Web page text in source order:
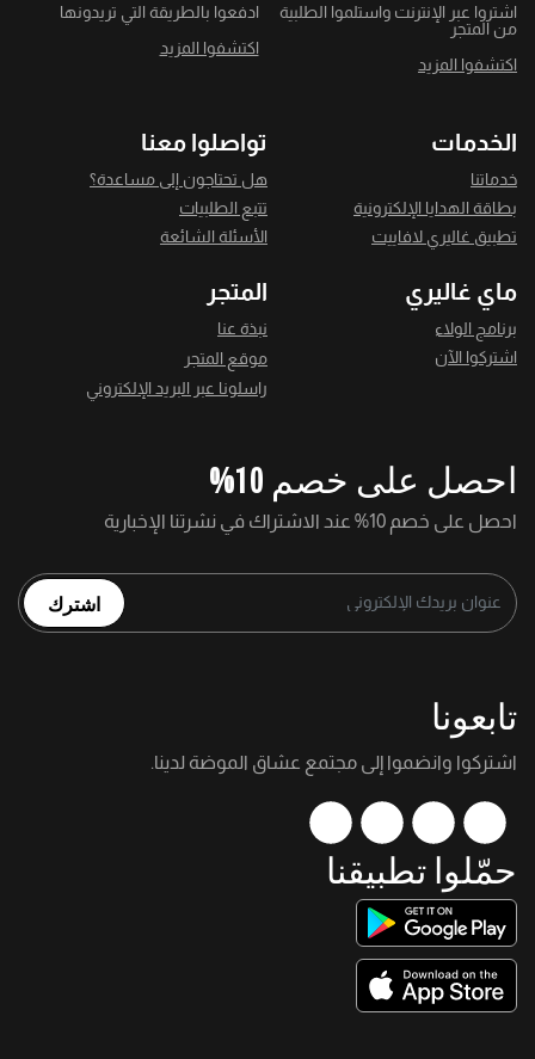
اشتروا عبر الإنترنت واستلموا الطلبية
من المتجر
اكتشفوا المزيد
ادفعوا بالطريقة التي تريدونها
اكتشفوا المزيد
الخدمات
خدماتنا
بطاقة الهدايا الإلكترونية
تطبيق غاليري لافاييت
تواصلوا معنا
هل تحتاجون إلى مساعدة؟
تتبع الطلبيات
الأسئلة الشائعة
ماي غاليري
برنامج الولاء
اشتركوا الآن
المتجر
نبذة عنا
موقع المتجر
راسلونا عبر البريد الإلكتروني
احصل على خصم 10%
احصل على خصم 10% عند الاشتراك في نشرتنا الإخبارية
اشترك
تابعونا
اشتركوا وانضموا إلى مجتمع عشاق الموضة لدينا.
حمّلوا تطبيقنا